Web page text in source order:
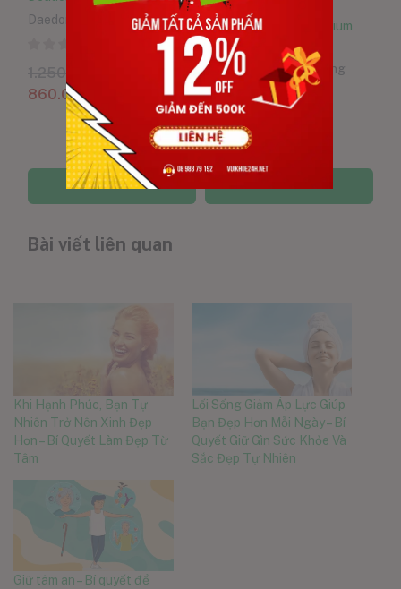
Daedong Korea Ginseng
860.000
Thêm vào giỏ hàng
Nước Hồng Sâm Premium
Hàn Quốc Hộp 30 Gói
Daedong Korea Ginseng
0
1.800.000
1.650.000
Thêm vào giỏ hàng
Bài viết liên quan
Khi Hạnh Phúc, Bạn Tự
Nhiên Trở Nên Xinh Đẹp
Hơn – Bí Quyết Làm Đẹp Từ
Tâm
Lối Sống Giảm Áp Lực Giúp
Bạn Đẹp Hơn Mỗi Ngày – Bí
Quyết Giữ Gìn Sức Khỏe Và
Sắc Đẹp Tự Nhiên
Giữ tâm an – Bí quyết để